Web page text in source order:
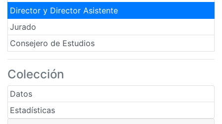
Director y Director Asistente
Jurado
Consejero de Estudios
Colección
Datos
Estadísticas